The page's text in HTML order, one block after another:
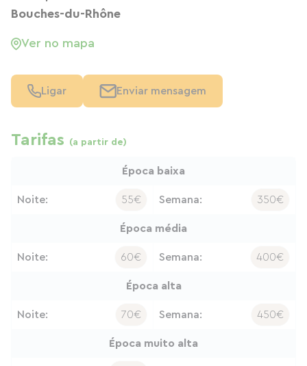
Bouches-du-Rhône
Ver no mapa
Ligar Enviar mensagem
Tarifas (a partir de)
Época baixa
Noite: 55€ Semana: 350€
Época média
Noite: 60€ Semana: 400€
Época alta
Noite: 70€ Semana: 450€
Época muito alta